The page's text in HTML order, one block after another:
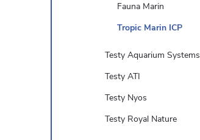
Fauna Marin
Tropic Marin ICP
Testy Aquarium Systems
Testy ATI
Testy Nyos
Testy Royal Nature